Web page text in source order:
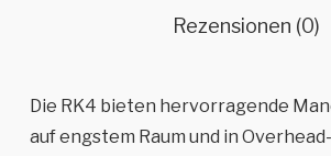
Rezensionen (0)
Die RK4 bieten hervorragende
auf engstem Raum und in